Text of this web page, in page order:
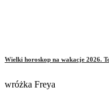
Wielki horoskop na wakacje 2026.
wróżka Freya